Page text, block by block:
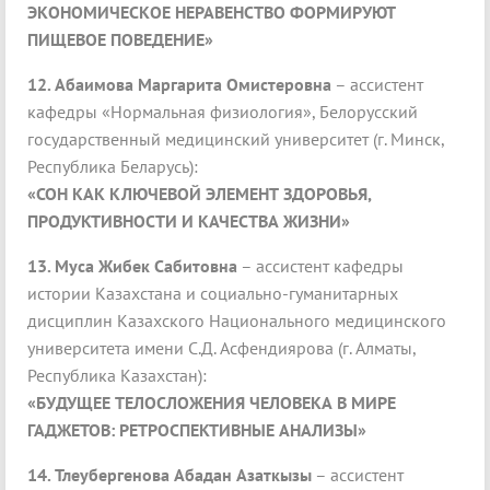
ЭКОНОМИЧЕСКОЕ НЕРАВЕНСТВО ФОРМИРУЮТ
ПИЩЕВОЕ ПОВЕДЕНИЕ»
12. Абаимова Маргарита Омистеровна – ассистент
кафедры «Нормальная физиология», Белорусский
государственный медицинский университет (г. Минск,
Республика Беларусь):
«СОН КАК КЛЮЧЕВОЙ ЭЛЕМЕНТ ЗДОРОВЬЯ,
ПРОДУКТИВНОСТИ И КАЧЕСТВА ЖИЗНИ»
13. Муса Жибек Сабитовна – ассистент кафедры
истории Казахстана и социально-гуманитарных
дисциплин Казахского Национального медицинского
университета имени С.Д. Асфендиярова (г. Алматы,
Республика Казахстан):
«БУДУЩЕЕ ТЕЛОСЛОЖЕНИЯ ЧЕЛОВЕКА В МИРЕ
ГАДЖЕТОВ: РЕТРОСПЕКТИВНЫЕ АНАЛИЗЫ»
14. Тлеубергенова Абадан Азаткызы – ассистент